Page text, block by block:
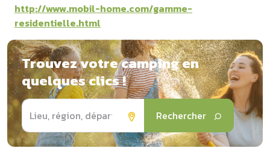
http://www.mobil-home.com/gamme-
residentielle.html
Trouvez votre camping en
quelques clics !
Rechercher